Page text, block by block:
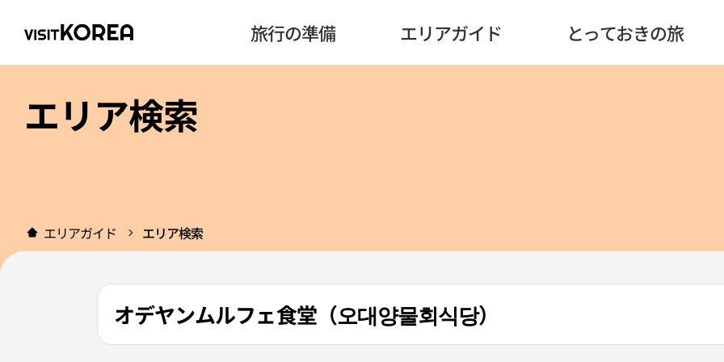
旅行の準備 エリアガイド とっておきの旅
エリア検索
エリアガイド エリア検索
オデヤンムルフェ食堂（오대양물회식당）